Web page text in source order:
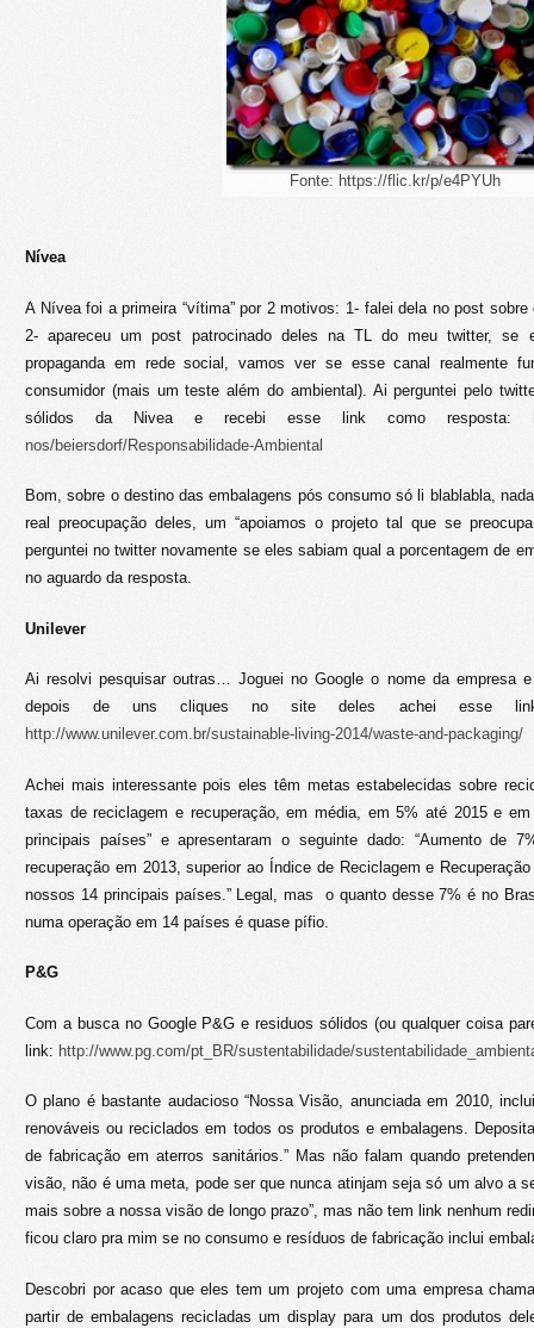
Fonte: https://flic.kr/p/e4PYUh
Nívea
A Nívea foi a primeira “vítima” por 2 motivos: 1- falei dela no post
2- apareceu um post patrocinado deles na TL do meu twitter, se
propaganda em rede social, vamos ver se esse canal realmente
consumidor (mais um teste além do ambiental). Ai perguntei pelo
sólidos da Nivea e recebi esse link como resposta:
nos/beiersdorf/Responsabilidade-Ambiental
Bom, sobre o destino das embalagens pós consumo só li blablabla,
real preocupação deles, um “apoiamos o projeto tal que se
perguntei no twitter novamente se eles sabiam qual a porcentagem de
no aguardo da resposta.
Unilever
Ai resolvi pesquisar outras… Joguei no Google o nome da empresa
depois de uns cliques no site deles achei esse
http://www.unilever.com.br/sustainable-living-2014/waste-and-packaging/
Achei mais interessante pois eles têm metas estabelecidas sobre
taxas de reciclagem e recuperação, em média, em 5% até 2015 e
principais países” e apresentaram o seguinte dado: “Aumento de
recuperação em 2013, superior ao Índice de Reciclagem e
nossos 14 principais países.” Legal, mas o quanto desse 7% é no
numa operação em 14 países é quase pífio.
P&G
Com a busca no Google P&G e residuos sólidos (ou qualquer coisa
link: http://www.pg.com/pt_BR/sustentabilidade/
O plano é bastante audacioso “Nossa Visão, anunciada em 2010,
renováveis ​​ou reciclados em todos os produtos e embalagens.
de fabricação em aterros sanitários.” Mas não falam quando
visão, não é uma meta, pode ser que nunca atinjam seja só um alvo a
mais sobre a nossa visão de longo prazo”, mas não tem link nenhum
ficou claro pra mim se no consumo e resíduos de fabricação inclui
Descobri por acaso que eles tem um projeto com uma empresa
partir de embalagens recicladas um display para um dos produtos